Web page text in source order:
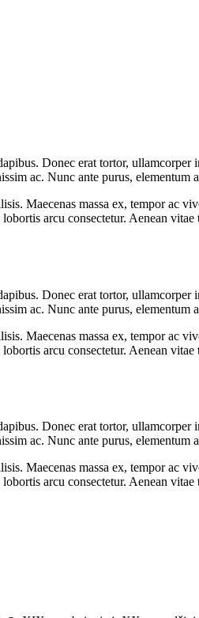
Donec erat tortor,
ac. Nunc ante purus, elementum
Maecenas massa ex, tempor ac
arcu consectetur. Aenean
Donec erat tortor,
ac. Nunc ante purus, elementum
Maecenas massa ex, tempor ac
arcu consectetur. Aenean
Donec erat tortor,
ac. Nunc ante purus, elementum
Maecenas massa ex, tempor ac
arcu consectetur. Aenean